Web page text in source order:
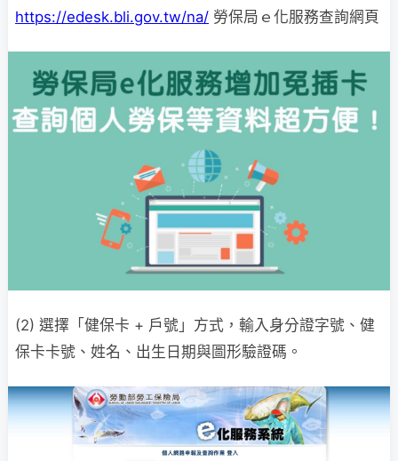
https://edesk.bli.gov.tw/na/ 勞保局ｅ化服務查詢網頁
(2) 選擇「健保卡 + 戶號」方式，輸入身分證字號、健
保卡卡號、姓名、出生日期與圖形驗證碼。